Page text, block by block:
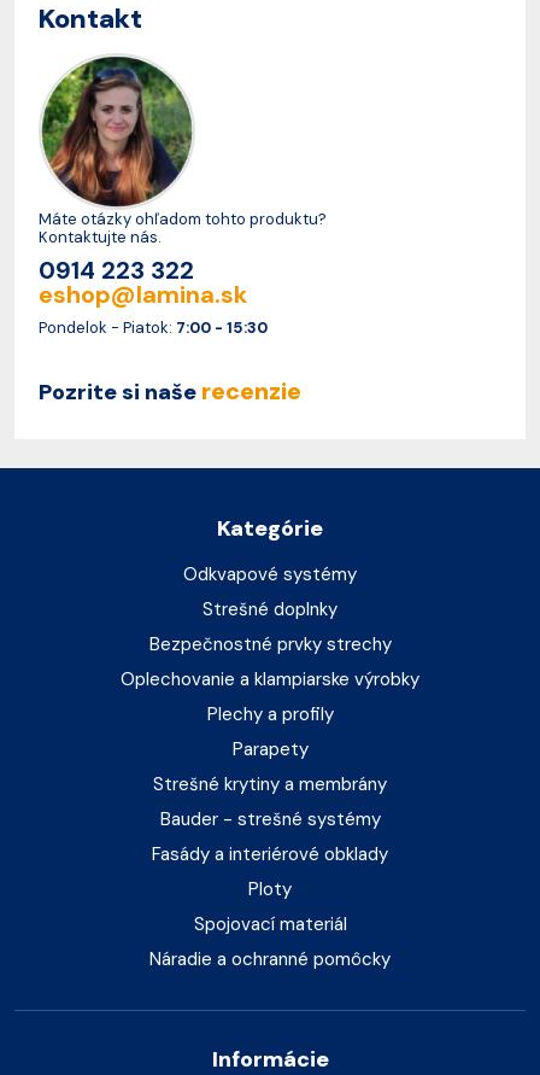
Kontakt
Máte otázky ohľadom tohto produktu?
Kontaktujte nás.
0914 223 322
eshop@lamina.sk
Pondelok - Piatok: 7:00 - 15:30
Pozrite si naše recenzie
Kategórie
Odkvapové systémy
Strešné doplnky
Bezpečnostné prvky strechy
Oplechovanie a klampiarske výrobky
Plechy a profily
Parapety
Strešné krytiny a membrány
Bauder - strešné systémy
Fasády a interiérové obklady
Ploty
Spojovací materiál
Náradie a ochranné pomôcky
Informácie